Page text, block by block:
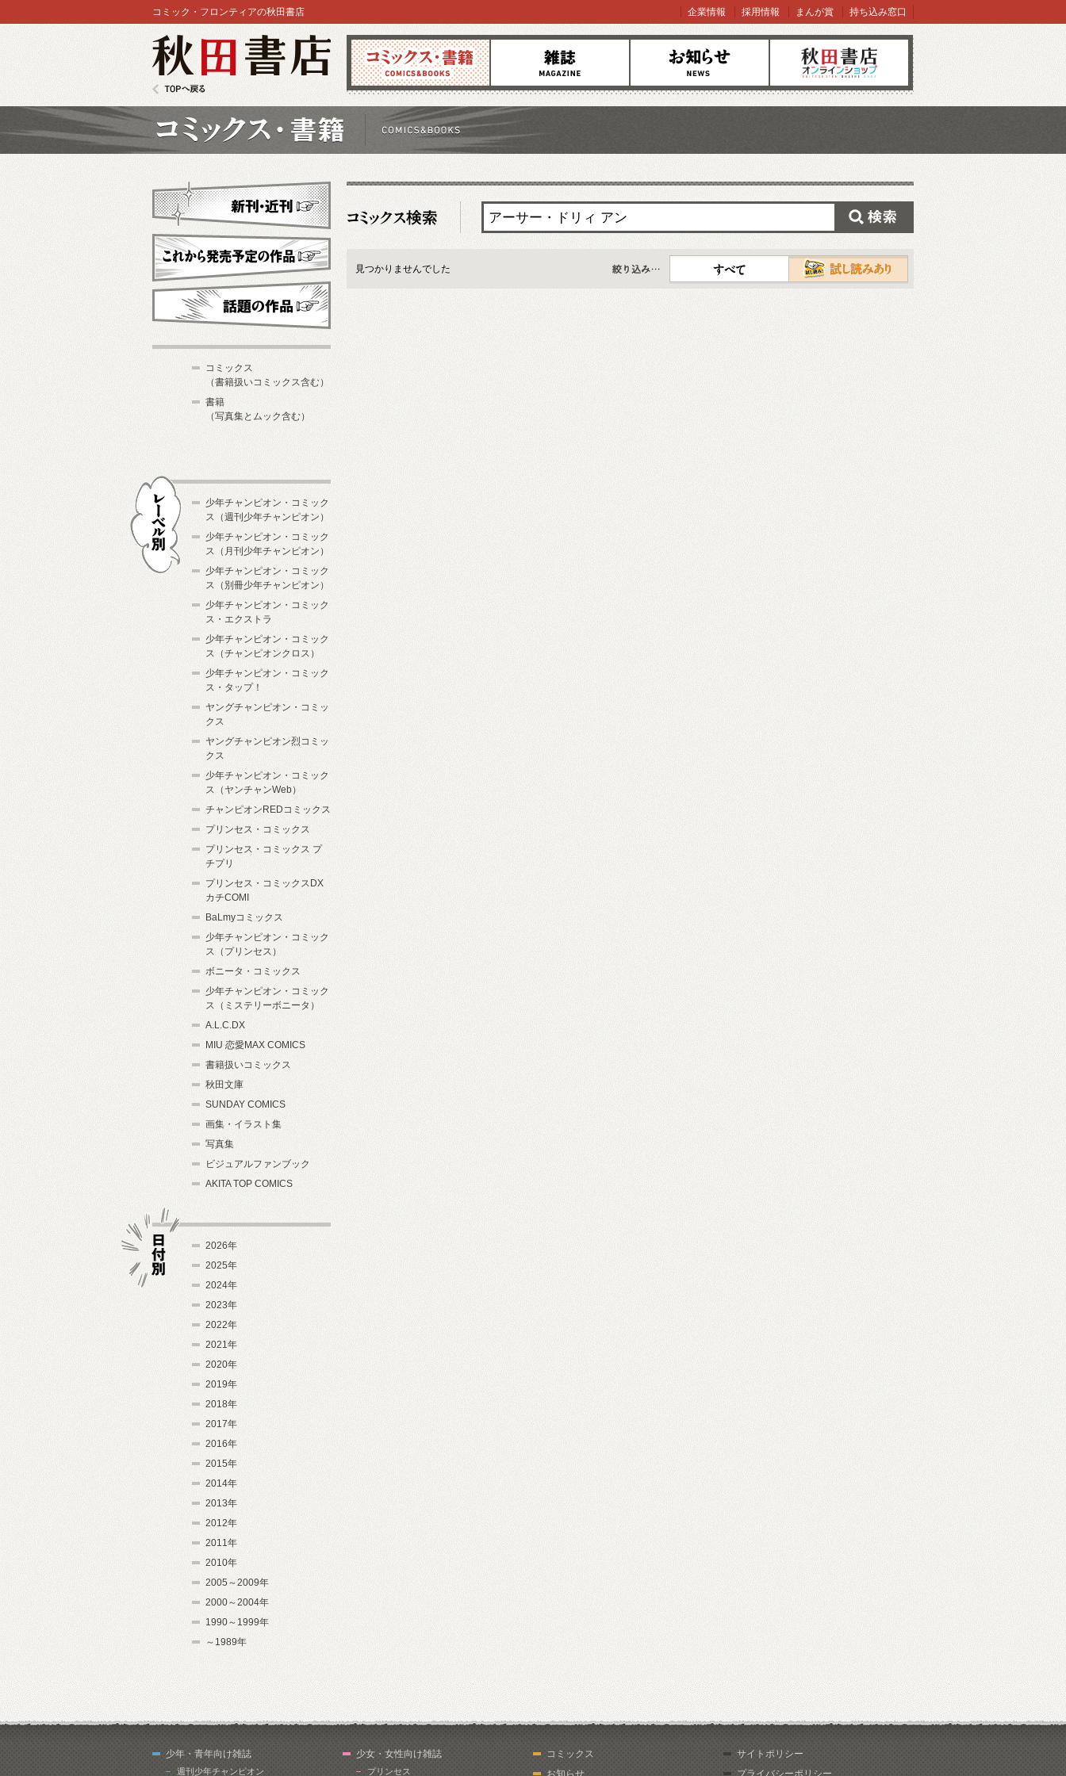
コミックス 雑誌 お知らせ オンラインショップ
コミック・フロンティアの秋田書店 企業情報 採用情報 まんが賞 持ち込み窓口
見つかりませんでした
すべて
新刊・近刊
これから発売予定
コミックス
（書籍扱いコミックス含む）
書籍
（写真集とムック含む）
少年チャンピオン・コミック
ス（週刊少年チャンピオン）
少年チャンピオン・コミック
ス（月刊少年チャンピオン）
少年チャンピオン・コミック
ス（別冊少年チャンピオン）
少年チャンピオン・コミック
ス・エクストラ
少年チャンピオン・コミック
ス（チャンピオンクロス）
少年チャンピオン・コミック
ス・タップ！
ヤングチャンピオン・コミッ
クス
ヤングチャンピオン烈コミッ
クス
少年チャンピオン・コミック
ス（ヤンチャンWeb）
チャンピオンREDコミックス
プリンセス・コミックス
プリンセス・コミックス プ
チプリ
プリンセス・コミックスDX
カチCOMI
BaLmyコミックス
少年チャンピオン・コミック
ス（プリンセス）
ボニータ・コミックス
少年チャンピオン・コミック
ス（ミステリーボニータ）
A.L.C.DX
MIU 恋愛MAX COMICS
書籍扱いコミックス
秋田文庫
SUNDAY COMICS
画集・イラスト集
写真集
ビジュアルファンブック
AKITA TOP COMICS
2026年
2025年
2024年
2023年
2022年
2021年
2020年
2019年
2018年
2017年
2016年
2015年
2014年
2013年
2012年
2011年
2010年
2005～2009年
2000～2004年
1990～1999年
～1989年
少年・青年向け雑誌
週刊少年チャンピオン
少女・女性向け雑誌
プリンセス
コミックス
お知らせ
サイトポリシー
プライバシーポリシー